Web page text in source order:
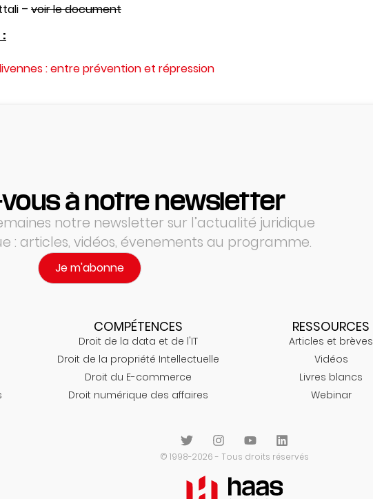
– voir le document
: entre prévention et répression
vous à notre newsletter
notre newsletter sur l’actualité juridique
: articles, vidéos, évenements au programme.
Je m'abonne
COMPÉTENCES
Droit de la data et de l'IT
Droit de la propriété Intellectuelle
Droit du E-commerce
Droit numérique des affaires
RESSOURCES
Articles et brèves
Vidéos
Livres blancs
Webinar
© 1998-2026 - Tous droits réservés